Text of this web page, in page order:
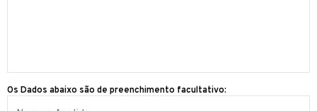
Os Dados abaixo são de preenchimento facultativo: